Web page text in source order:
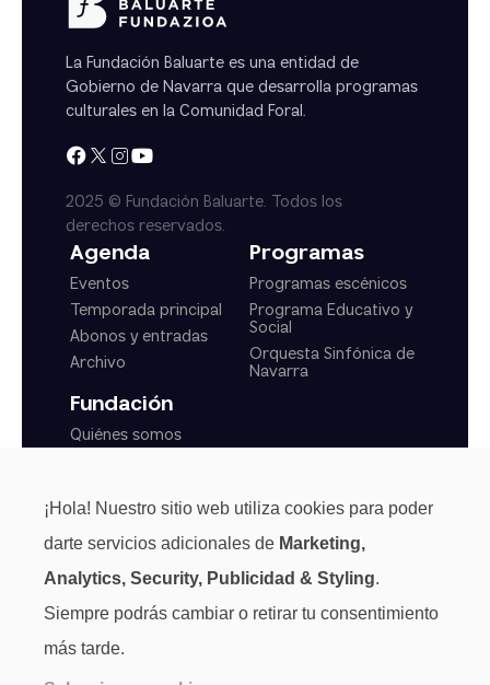
La Fundación Baluarte es una entidad de
Gobierno de Navarra que desarrolla programas
culturales en la Comunidad Foral.
2025 © Fundación Baluarte. Todos los
derechos reservados.
Agenda
Eventos
Temporada principal
Abonos y entradas
Archivo
Programas
Programas escénicos
Programa Educativo y
Social
Orquesta Sinfónica de
Navarra
Fundación
Quiénes somos
Normas generales
¡Hola! Nuestro sitio web utiliza cookies para poder
darte servicios adicionales de Marketing,
Analytics, Security, Publicidad & Styling.
Siempre podrás cambiar o retirar tu consentimiento
más tarde.